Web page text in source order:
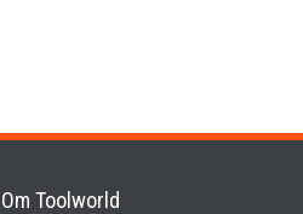
Om Toolworld